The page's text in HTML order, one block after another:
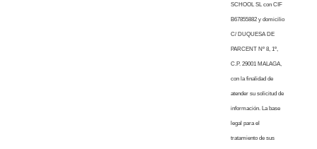
SCHOOL SL con CIF
B67855882 y domicilio
C/ DUQUESA DE
PARCENT Nº 8, 1º,
C.P. 29001 MALAGA,
con la finalidad de
atender su solicitud de
información. La base
legal para el
tratamiento de sus